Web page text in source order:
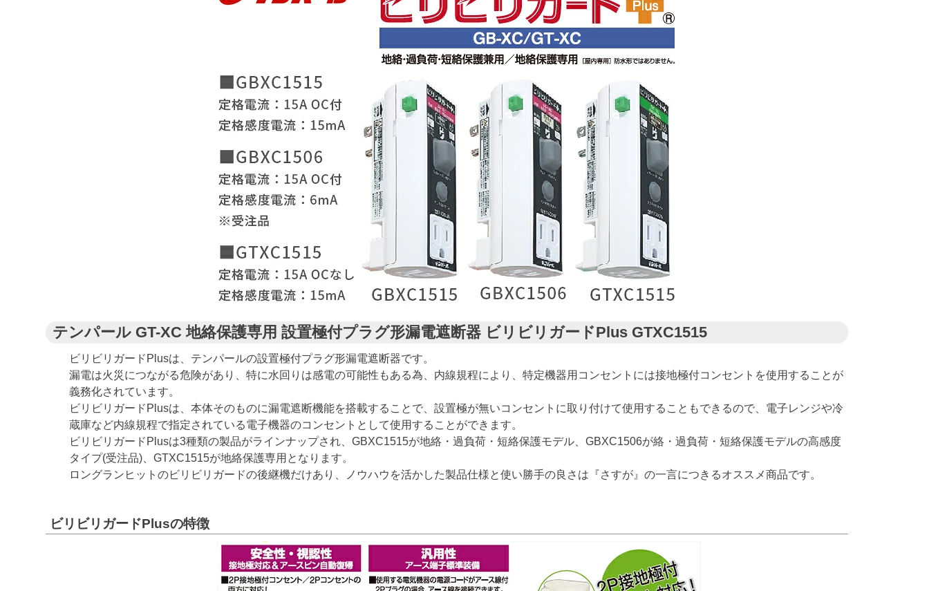
テンパール GT-XC 地絡保護専用 設置極付プラグ形漏電遮断器 ビリビリガードPlus GTXC1515
ビリビリガードPlusは、テンパールの設置極付プラグ形漏電遮断器です。
漏電は火災につながる危険があり、特に水回りは感電の可能性もある為、内線規程により、特定機器用コンセントには接地極付コンセントを使用することが
義務化されています。
ビリビリガードPlusは、本体そのものに漏電遮断機能を搭載することで、設置極が無いコンセントに取り付けて使用することもできるので、電子レンジや冷
蔵庫など内線規程で指定されている電子機器のコンセントとして使用することができます。
ビリビリガードPlusは3種類の製品がラインナップされ、GBXC1515が地絡・過負荷・短絡保護モデル、GBXC1506が絡・過負荷・短絡保護モデルの高感度
タイプ(受注品)、GTXC1515が地絡保護専用となります。
ロングランヒットのビリビリガードの後継機だけあり、ノウハウを活かした製品仕様と使い勝手の良さは『さすが』の一言につきるオススメ商品です。
ビリビリガードPlusの特徴